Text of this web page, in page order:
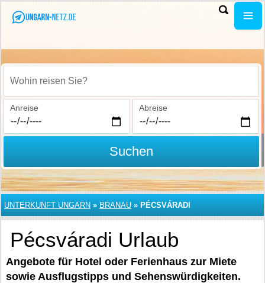
Wohin reisen Sie?
Anreise Abreise
Suchen
UNTERKUNFT UNGARN » BRANAU » PÉCSVÁRADI
Pécsváradi Urlaub
Angebote für Hotel oder Ferienhaus zur Miete
sowie Ausflugstipps und Sehenswürdigkeiten.